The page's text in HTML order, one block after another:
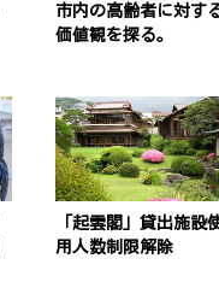
市内の高齢者に対す
価値観を探る。
「起雲閣」貸出施設
用人数制限解除